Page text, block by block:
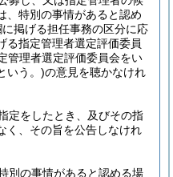
、特別の事情があると認め
掲げる担任事務の区分に応
る指定管理者選定評価委員
管理者選定評価委員会をい
いう。)の意見を聴かなけれ
定をしたとき、及びその指
く、その旨を公告しなけれ
別の事情があると認める場